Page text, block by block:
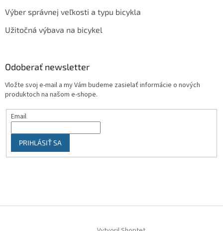
Výber správnej veľkosti a typu bicykla
Užitočná výbava na bicykel
Odoberať newsletter
Vložte svoj e-mail a my Vám budeme zasielať informácie o nových
produktoch na našom e-shope.
Email
PRIHLÁSIŤ SA